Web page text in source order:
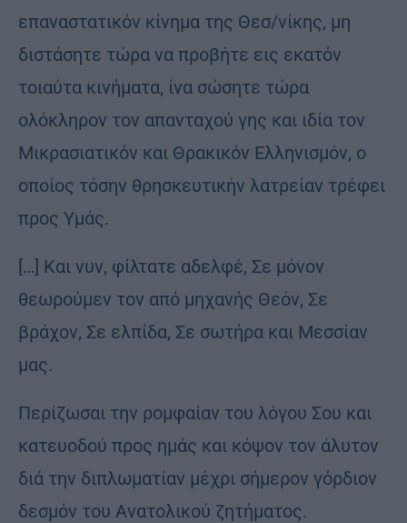
επαναστατικόν κίνημα της Θεσ/νίκης, μη
διστάσητε τώρα να προβήτε εις εκατόν
τοιαύτα κινήματα, ίνα σώσητε τώρα
ολόκληρον τον απανταχού γης και ιδία τον
Μικρασιατικόν και Θρακικόν Ελληνισμόν, ο
οποίος τόσην θρησκευτικήν λατρείαν τρέφει
προς Υμάς.
[…] Και νυν, φίλτατε αδελφέ, Σε μόνον
θεωρούμεν τον από μηχανής Θεόν, Σε
βράχον, Σε ελπίδα, Σε σωτήρα και Μεσσίαν
μας.
Περίζωσαι την ρομφαίαν του λόγου Σου και
κατευοδού προς ημάς και κόψον τον άλυτον
διά την διπλωματίαν μέχρι σήμερον γόρδιον
δεσμόν του Ανατολικού ζητήματος.